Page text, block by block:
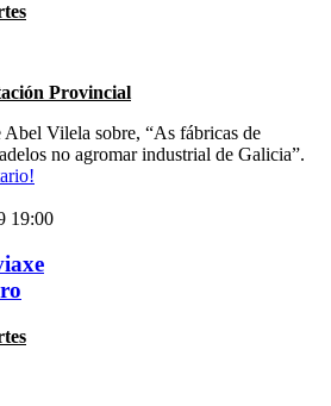
Provincial
Vilela sobre, “As fábricas de
no agromar industrial de Galicia”.
19:00